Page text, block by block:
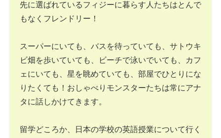
先に選ばれているフィジーに暮らす人たちはとんで
もなくフレンドリー！
スーパーにいても、バスを待っていても、サトウキ
ビ畑を歩いていても、ビーチで泳いでいても、カフ
ェにいても、星を眺めていても、部屋でひとりにな
りたくても！おしゃべりモンスターたちは常にアナ
タに話しかけてきます。
留学どころか、日本の学校の英語授業について行く